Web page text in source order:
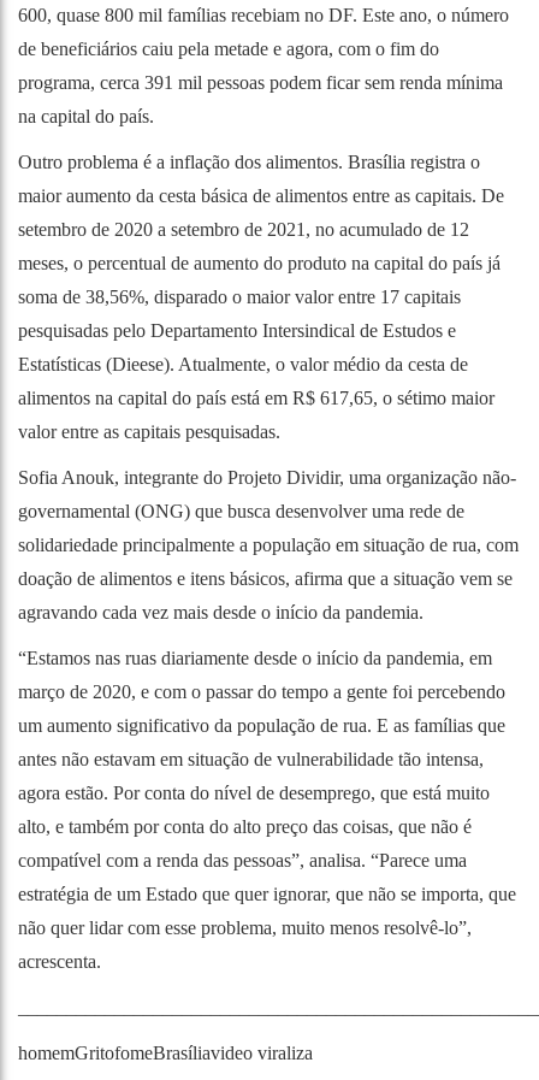
600, quase 800 mil famílias recebiam no DF. Este ano, o número
de beneficiários caiu pela metade e agora, com o fim do
programa, cerca 391 mil pessoas podem ficar sem renda mínima
na capital do país.
Outro problema é a inflação dos alimentos. Brasília registra o
maior aumento da cesta básica de alimentos entre as capitais. De
setembro de 2020 a setembro de 2021, no acumulado de 12
meses, o percentual de aumento do produto na capital do país já
soma de 38,56%, disparado o maior valor entre 17 capitais
pesquisadas pelo Departamento Intersindical de Estudos e
Estatísticas (Dieese). Atualmente, o valor médio da cesta de
alimentos na capital do país está em R$ 617,65, o sétimo maior
valor entre as capitais pesquisadas.
Sofia Anouk, integrante do Projeto Dividir, uma organização não-
governamental (ONG) que busca desenvolver uma rede de
solidariedade principalmente a população em situação de rua, com
doação de alimentos e itens básicos, afirma que a situação vem se
agravando cada vez mais desde o início da pandemia.
“Estamos nas ruas diariamente desde o início da pandemia, em
março de 2020, e com o passar do tempo a gente foi percebendo
um aumento significativo da população de rua. E as famílias que
antes não estavam em situação de vulnerabilidade tão intensa,
agora estão. Por conta do nível de desemprego, que está muito
alto, e também por conta do alto preço das coisas, que não é
compatível com a renda das pessoas”, analisa. “Parece uma
estratégia de um Estado que quer ignorar, que não se importa, que
não quer lidar com esse problema, muito menos resolvê-lo”,
acrescenta.
homemGritofomeBrasíliavideo viraliza